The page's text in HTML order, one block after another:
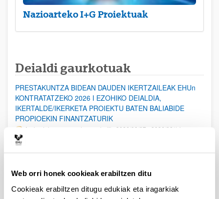
Web orri honek cookieak erabiltzen ditu
Cookieak erabiltzen ditugu edukiak eta iragarkiak
Nazioarteko I+G Proiektuak
Deialdi gaurkotuak
PRESTAKUNTZA BIDEAN DAUDEN IKERTZAILEAK EHUn
KONTRATATZEKO 2026 I EZOHIKO DEIALDIA,
IKERTALDE/IKERKETA PROIEKTU BATEN BALIABIDE
PROPIOEKIN FINANTZATURIK
Aurkezteko epea ez dago zabalik: 2026/08/07 - 2026/08/14
erosi eta berritzeko laguntzak 2026
Izapide irekia